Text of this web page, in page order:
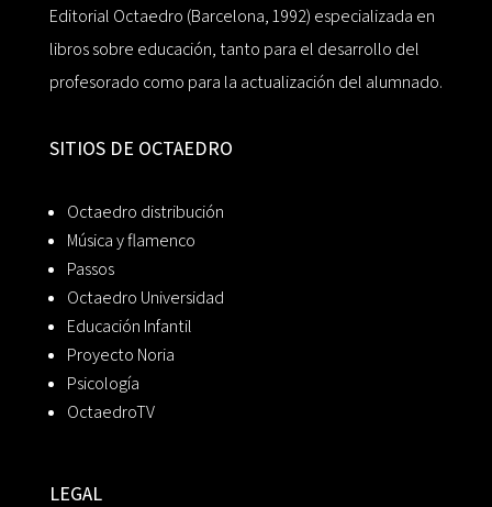
Editorial Octaedro (Barcelona, 1992) especializada en
libros sobre educación, tanto para el desarrollo del
profesorado como para la actualización del alumnado.
SITIOS DE OCTAEDRO
Octaedro distribución
Música y flamenco
Passos
Octaedro Universidad
Educación Infantil
Proyecto Noria
Psicología
OctaedroTV
LEGAL